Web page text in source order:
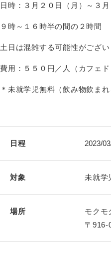
日時：３月２０日（月）～３月
９時～１６時半の間の２時間
土日は混雑する可能性がござ
費用：５５０円／人（カフェド
＊未就学児無料（飲み物飲ま
日程 2023/
対象 未就学
場所
モクモ
〒916-